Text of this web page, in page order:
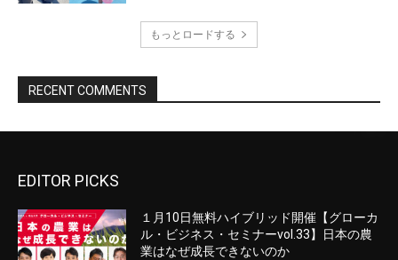
EDITOR PICKS
１月10日無料ハイブリッド開催【グローカ
ル・ビジネス・セミナーvol.33】日本の農
業はなぜ成長できないのか